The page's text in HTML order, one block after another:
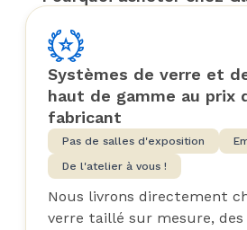
Systèmes de verre et
haut de gamme au prix
fabricant
Pas de salles d'exposition
De l'atelier à vous !
Nous livrons directement
verre taillé sur mesure, des